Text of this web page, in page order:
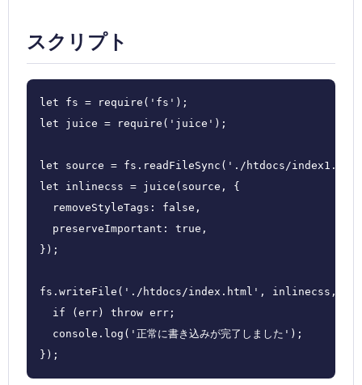
スクリプト
let fs = require('fs');
let juice = require('juice');
let source = fs.readFileSync('./htdocs/
let inlinecss = juice(source, {
  removeStyleTags: false,
  preserveImportant: true,
});
fs.writeFile('./htdocs/index.html', inlinecss,
  if (err) throw err;
  console.log('正常に書き込みが完了しました');
});